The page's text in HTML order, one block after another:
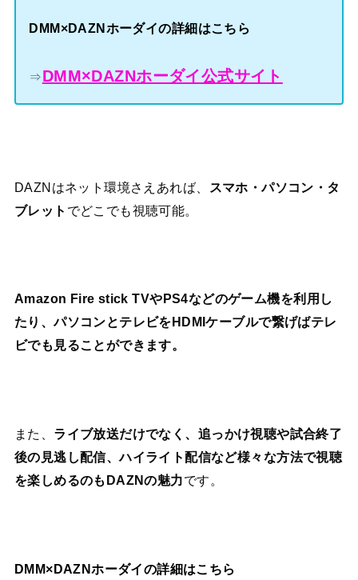
DMM×DAZNホーダイの詳細はこちら
⇒DMM×DAZNホーダイ公式サイト
DAZNはネット環境さえあれば、
スマホ・パソコン・タ
ブレット でどこでも視聴可能。
Amazon Fire stick TVやPS4などのゲーム機を利用し
たり、パソコンとテレビをHDMIケーブルで繋げばテレ
ビでも見ることができます。
また、 ライブ放送だけでなく、追っかけ視聴や試合終了
後の見逃し配信、ハイライト配信など様々な方法で視聴
を楽しめるのもDAZNの魅力です。
DMM×DAZNホーダイの詳細はこちら